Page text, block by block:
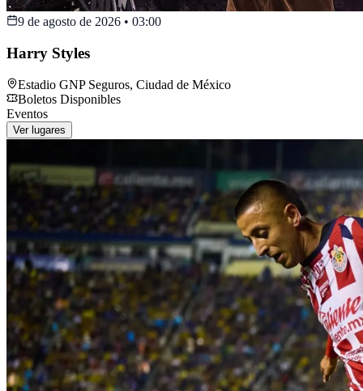
9 de agosto de 2026 • 03:00
Harry Styles
Estadio GNP Seguros, Ciudad de México
Boletos Disponibles
Eventos
Ver lugares